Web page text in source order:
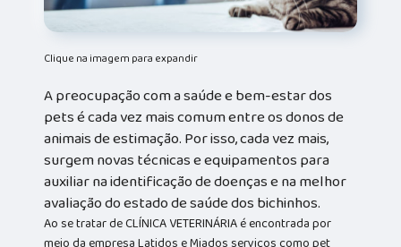
Clique na imagem para expandir
A preocupação com a saúde e bem-estar dos
pets é cada vez mais comum entre os donos de
animais de estimação. Por isso, cada vez mais,
surgem novas técnicas e equipamentos para
auxiliar na identificação de doenças e na melhor
avaliação do estado de saúde dos bichinhos.
Ao se tratar de CLÍNICA VETERINÁRIA é encontrada por